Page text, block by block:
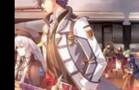
LO
STORY
TRAILER